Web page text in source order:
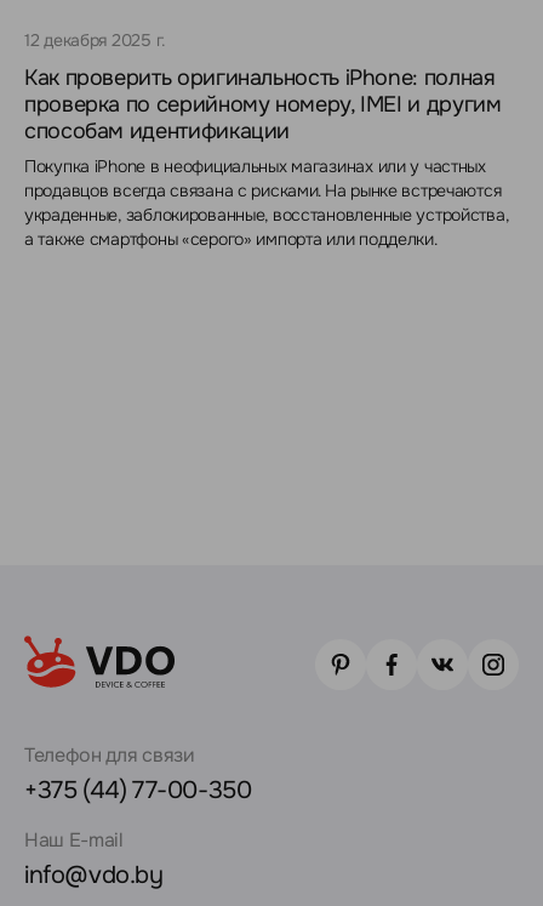
12 декабря 2025 г.
Как проверить оригинальность iPhone: полная
проверка по серийному номеру, IMEI и другим
способам идентификации
Покупка iPhone в неофициальных магазинах или у частных
продавцов всегда связана с рисками. На рынке встречаются
украденные, заблокированные, восстановленные устройства,
а также смартфоны «серого» импорта или подделки.
Телефон для связи
+375 (44) 77-00-350
Наш E-mail
info@vdo.by